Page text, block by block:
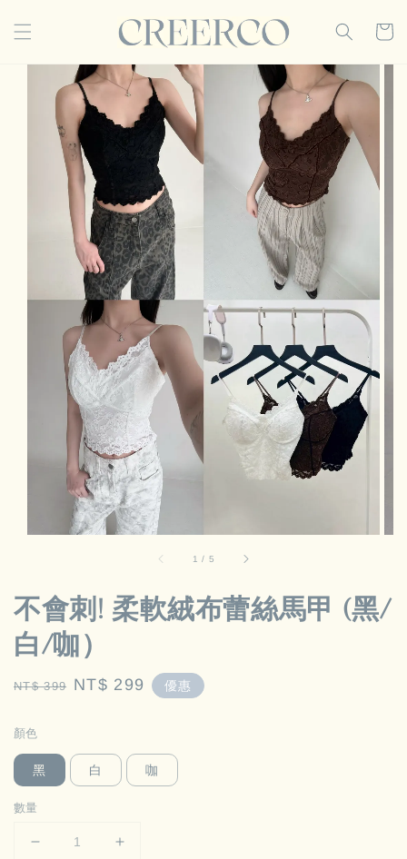
1 / 5
不會刺! 柔軟絨布蕾絲馬甲 (黑/
白/咖）
Regular
NT$ 399 Sale
NT$ 299 優惠
顏色
黑 白 咖
數量